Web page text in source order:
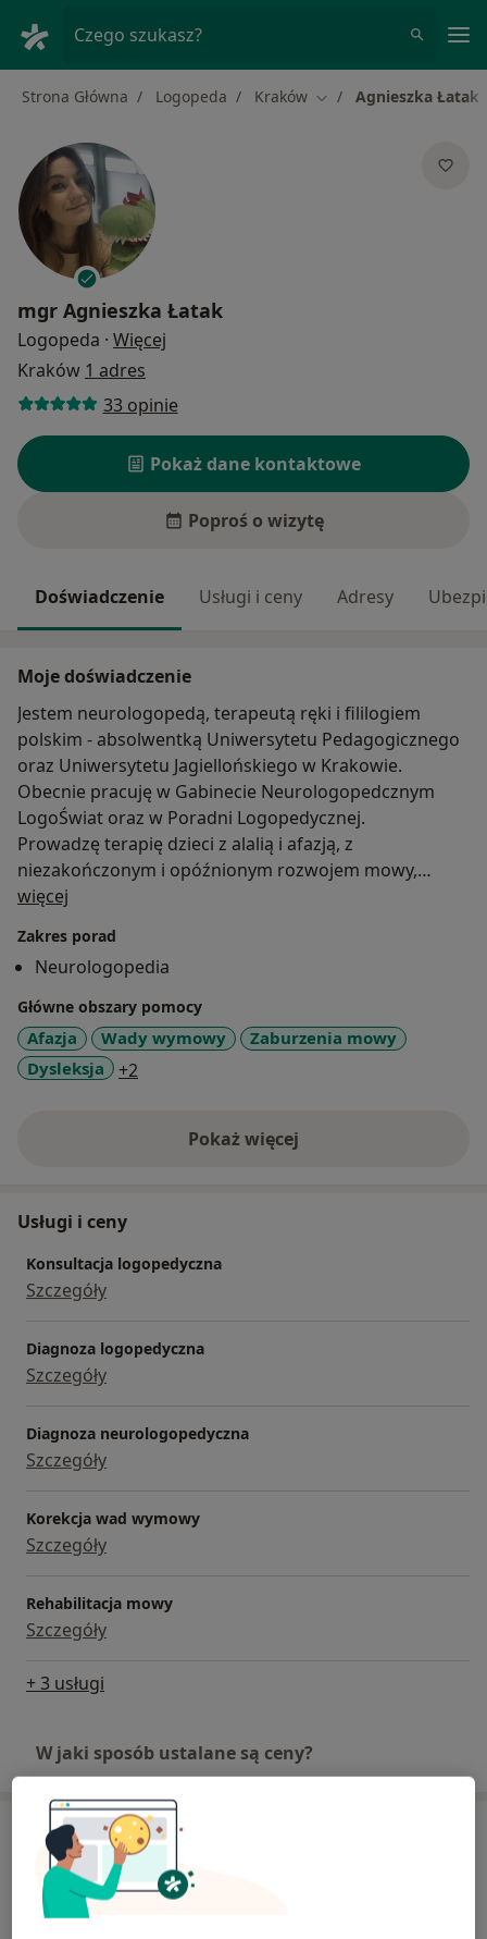
Czego szukasz?
Strona Główna Logopeda Kraków Zmień miasto
Agnieszka Łatak
mgr Agnieszka Łatak
Logopeda · Więcej
Kraków 1 adres
33 opinie
Pokaż dane kontaktowe
Poproś o wizytę
Doświadczenie Usługi i ceny Adresy
Moje doświadczenie
Jestem neurologopedą, terapeutą ręki i fililogiem
polskim - absolwentką Uniwersytetu Pedagogicznego
oraz Uniwersytetu Jagiellońskiego w Krakowie.
Obecnie pracuję w Gabinecie Neurologopedcznym
LogoŚwiat oraz w Poradni Logopedycznej.
Prowadzę terapię dzieci z alalią i afazją, z
niezakończonym i opóźnionym rozwojem mowy,
dwujęzycznych, jąkających się, zagrożonych dysleksją i
z niepełnosprawnością intelektualną, z wadami
wymowy. Prowadzę zajęcia z wczesnej interwencji
(stymulowanie rozwoju dziecka od najwcześniejszych
miesięcy życia dla dzieci zdrowych, przedwcześnie
urodzonych oraz z ciąż zagrożonych) oraz nauki
czytania metodą symultaniczno-sekwencyjną.
z wadami wymowy, jąkaniem, afazją i dyzartrią.
więcej
Zakres porad
Neurologopedia
Główne obszary pomocy
Afazja Wady wymowy
Zaburzenia mowy
Dysleksja
+2
Pokaż więcejo doświadczeniu
Usługi i ceny
Konsultacja logopedyczna
Szczegóły
Diagnoza logopedyczna
Szczegóły
Diagnoza neurologopedyczna
Szczegóły
Korekcja wad wymowy
Szczegóły
Rehabilitacja mowy
Szczegóły
+ 3 usługi
W jaki sposób ustalane są ceny?
Adres
LogoŚwiat Gabinet Neurologopedyczny
ul. Reduta 44/5,